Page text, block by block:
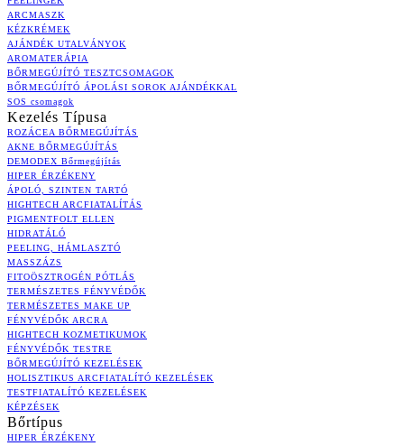
ARCMASZK
KÉZKRÉMEK
AJÁNDÉK UTALVÁNYOK
AROMATERÁPIA
BŐRMEGÚJÍTÓ TESZTCSOMAGOK
BŐRMEGÚJÍTÓ ÁPOLÁSI SOROK AJÁNDÉKKAL
SOS csomagok
Kezelés Típusa
ROZÁCEA BŐRMEGÚJÍTÁS
AKNE BŐRMEGÚJÍTÁS
DEMODEX Bőrmegújítás
HIPER ÉRZÉKENY
ÁPOLÓ, SZINTEN TARTÓ
HIGHTECH ARCFIATALÍTÁS
PIGMENTFOLT ELLEN
HIDRATÁLÓ
PEELING, HÁMLASZTÓ
MASSZÁZS
FITOÖSZTROGÉN PÓTLÁS
TERMÉSZETES FÉNYVÉDŐK
TERMÉSZETES MAKE UP
FÉNYVÉDŐK ARCRA
HIGHTECH KOZMETIKUMOK
FÉNYVÉDŐK TESTRE
BŐRMEGÚJÍTÓ KEZELÉSEK
HOLISZTIKUS ARCFIATALÍTÓ KEZELÉSEK
TESTFIATALÍTÓ KEZELÉSEK
KÉPZÉSEK
Bőrtípus
HIPER ÉRZÉKENY